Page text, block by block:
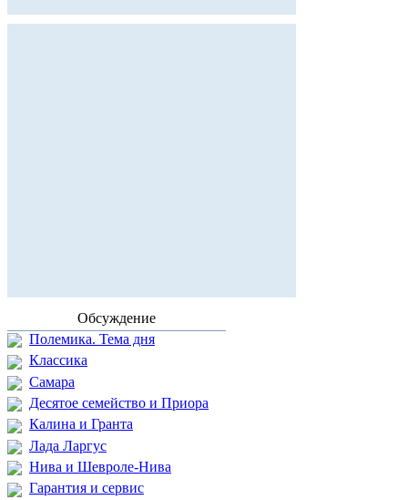
Обсуждение
Полемика. Тема дня
Классика
Самара
Десятое семейство и Приора
Калина и Гранта
Лада Ларгус
Нива и Шевроле-Нива
Гарантия и сервис